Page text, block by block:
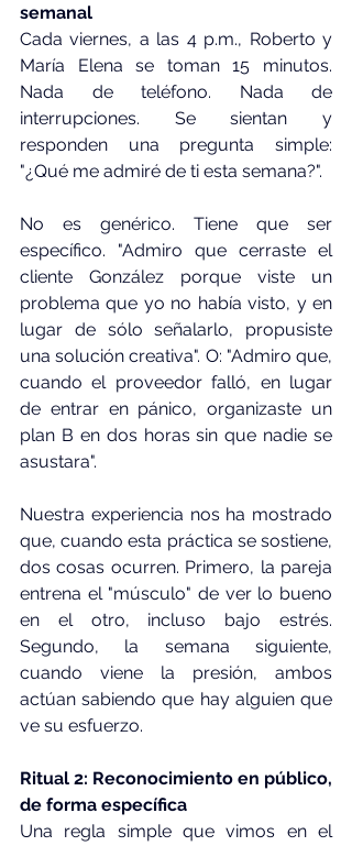
semanal
Cada viernes, a las 4 p.m., Roberto y
María Elena se toman 15 minutos.
Nada de teléfono. Nada de
interrupciones. Se sientan y
responden una pregunta simple:
"¿Qué me admiré de ti esta semana?".
No es genérico. Tiene que ser
específico. "Admiro que cerraste el
cliente González porque viste un
problema que yo no había visto, y en
lugar de sólo señalarlo, propusiste
una solución creativa". O: "Admiro que,
cuando el proveedor falló, en lugar
de entrar en pánico, organizaste un
plan B en dos horas sin que nadie se
asustara".
Nuestra experiencia nos ha mostrado
que, cuando esta práctica se sostiene,
dos cosas ocurren. Primero, la pareja
entrena el "músculo" de ver lo bueno
en el otro, incluso bajo estrés.
Segundo, la semana siguiente,
cuando viene la presión, ambos
actúan sabiendo que hay alguien que
ve su esfuerzo.
Ritual 2: Reconocimiento en público,
de forma específica
Una regla simple que vimos en el